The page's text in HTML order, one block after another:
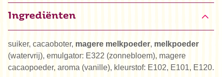
Ingrediënten
suiker, cacaoboter, magere melkpoeder, melkpoeder
(watervrij), emulgator: E322 (zonnebloem), magere
cacaopoeder, aroma (vanille), kleurstof: E102, E101, E120.